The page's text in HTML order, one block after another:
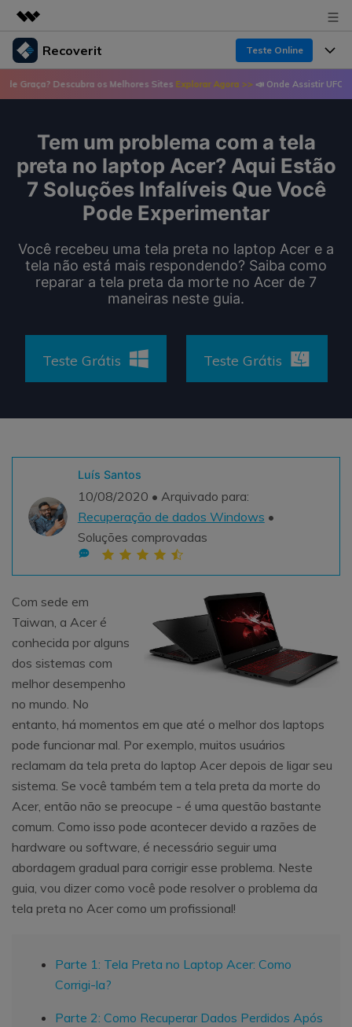
Produtos em destaque
Criatividade digital com IA generativa
Negócios
Visão geral
Soluções
Sobre nós
Sala de imprensa
Loja
Suporte
Recoverit Teste Online
Produtos
Recoverit para Windows
Uma ferramenta líder de recuperação de dados
para Windows
Teste Grátis
Recoverit para Mac
Teste Grátis
Recupere dados perdidos/excluídos gratuitamente
Teste Grátis
Repairit - Reparar Dados
UBackit - Backup de Dados
Recursos
Recuperar arquivos de mídia
Recuperar arquivos de documentos
Recuperação de dispositivos
Soluções
Soluções de arquivos
Soluções para computadores
Soluções para armazenamento
Soluções de backup
ENCONTRAR MAIS SOLUÇÕES
Especialista em recuperação de dados
Histórias de usuários
Guide
Entrar
os Melhores SitesExplorar Agora >> 📣 Onde Assistir UFC de Graça?
Tem um problema com a tela
preta no laptop Acer? Aqui Estão
7 Soluções Infalíveis Que Você
Pode Experimentar
Você recebeu uma tela preta no laptop Acer e a
tela não está mais respondendo? Saiba como
reparar a tela preta da morte no Acer de 7
maneiras neste guia.
Teste Grátis Teste Grátis
Luís Santos
10/08/2020 • Arquivado para:
Recuperação de dados Windows •
Soluções comprovadas
Com sede em
Taiwan, a Acer é
conhecida por alguns
dos sistemas com
melhor desempenho
no mundo. No
entanto, há momentos em que até o melhor dos laptops
pode funcionar mal. Por exemplo, muitos usuários
reclamam da tela preta do laptop Acer depois de ligar seu
sistema. Se você também tem a tela preta da morte do
Acer, então não se preocupe - é uma questão bastante
comum. Como isso pode acontecer devido a razões de
hardware ou software, é necessário seguir uma
abordagem gradual para corrigir esse problema. Neste
guia, vou dizer como você pode resolver o problema da
tela preta no Acer como um profissional!
Parte 1: Tela Preta no Laptop Acer: Como
Corrigi-la?
Parte 2: Como Recuperar Dados Perdidos Após